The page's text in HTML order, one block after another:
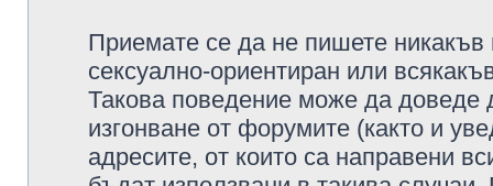
Приемате се да не пишете никакъв
сексуално-ориентиран или
Такова поведение може да доведе
изгонване от форумите (както и
адресите, от които са направени